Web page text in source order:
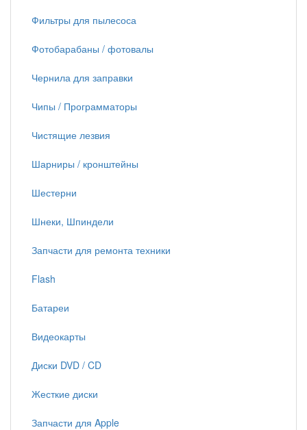
Фильтры для пылесоса
Фотобарабаны / фотовалы
Чернила для заправки
Чипы / Программаторы
Чистящие лезвия
Шарниры / кронштейны
Шестерни
Шнеки, Шпиндели
Запчасти для ремонта техники
Flash
Батареи
Видеокарты
Диски DVD / CD
Жесткие диски
Запчасти для Apple